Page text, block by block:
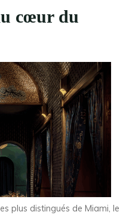
cœur du
plus distingués de Miami, le